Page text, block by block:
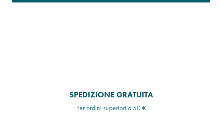
SPEDIZIONE GRATUITA
Per ordini superiori a 50 €